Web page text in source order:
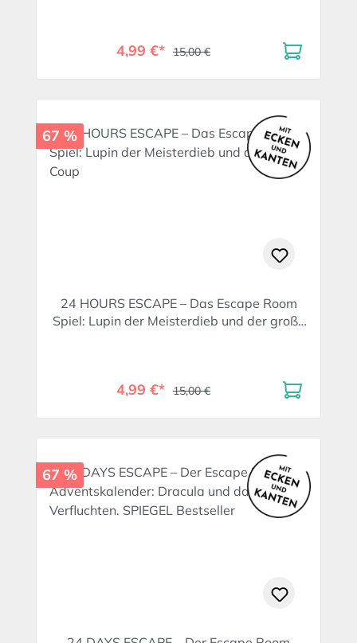
4,99 €* 15,00 €
67 %
24 HOURS ESCAPE – Das Escape Room
Spiel: Lupin der Meisterdieb und der große
4,99 €* 15,00 €
67 %